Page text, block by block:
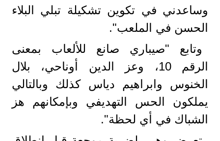
وساعدني في تكوين تشكيلة تبلي البلاء
الحسن في الملعب".
وتابع "صيباري صانع للألعاب بمعنى
الرقم 10، وعز الدين أوناحي، بلال
الخنوس وابراهيم دياس كذلك وبالتالي
يملكون الحس التهديفي وبإمكانهم هز
الشباك في أي لحظة".